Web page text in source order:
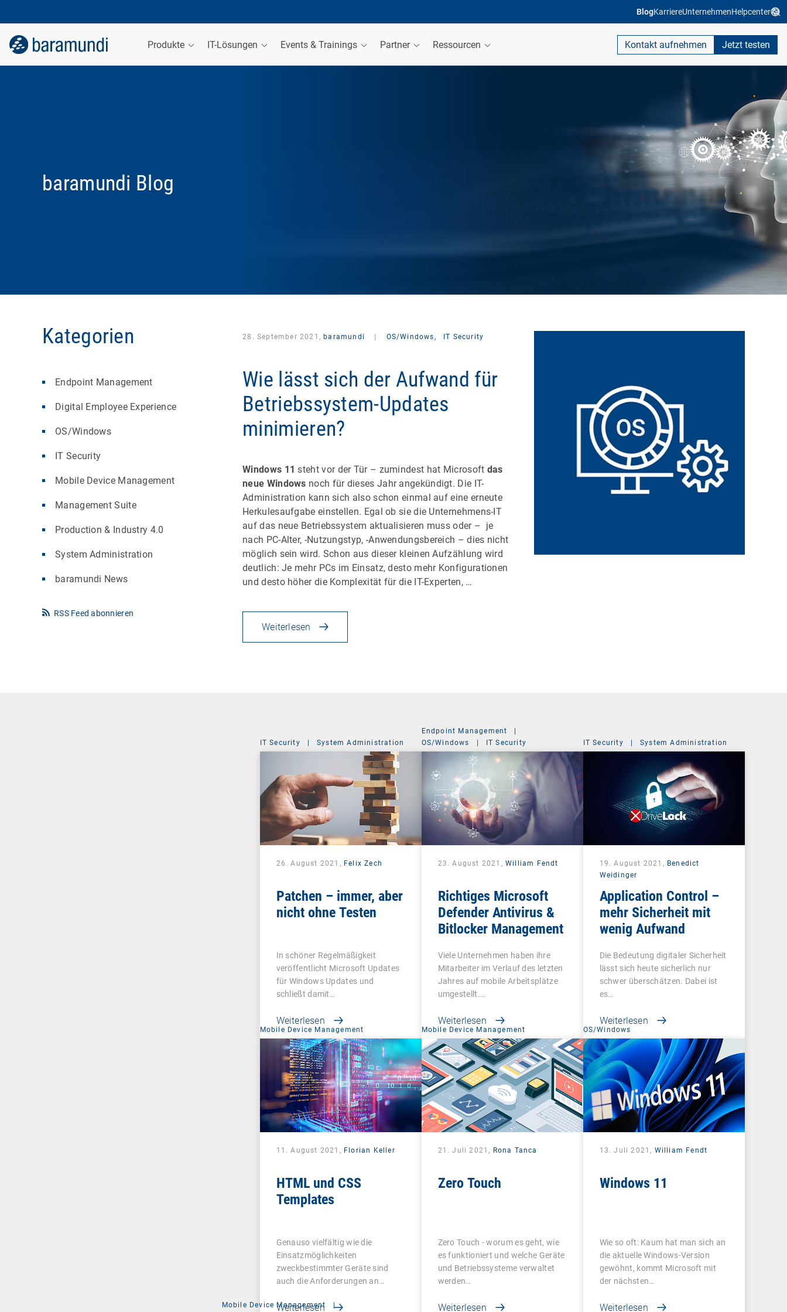
BlogKarriereUnternehmenHelpcenter
Produkte IT-Lösungen Events & Trainings Partner Ressourcen Kontakt aufnehmen Jetzt testen
baramundi Blog
Kategorien
Endpoint Management
Digital Employee Experience
OS/Windows
IT Security
Mobile Device Management
Management Suite
Production & Industry 4.0
System Administration
baramundi News
RSS Feed abonnieren
28. September 2021, baramundi OS/Windows, IT Security
Wie lässt sich der Aufwand für
Betriebssystem-Updates
minimieren?
Windows 11 steht vor der Tür – zumindest hat Microsoft das
neue Windows noch für dieses Jahr angekündigt. Die IT-
Administration kann sich also schon einmal auf eine erneute
Herkulesaufgabe einstellen. Egal ob sie die Unternehmens-IT
auf das neue Betriebssystem aktualisieren muss oder – je
nach PC-Alter, -Nutzungstyp, -Anwendungsbereich – dies nicht
möglich sein wird. Schon aus dieser kleinen Aufzählung wird
deutlich: Je mehr PCs im Einsatz, desto mehr Konfigurationen
und desto höher die Komplexität für die IT-Experten, …
Weiterlesen
IT Security | System Administration
26. August 2021, Felix Zech
Patchen – immer, aber
nicht ohne Testen
In schöner Regelmäßigkeit
veröffentlicht Microsoft Updates
für Windows Updates und
schließt damit…
Weiterlesen
Endpoint Management
|
OS/Windows
| IT Security
23. August 2021, William Fendt
Richtiges Microsoft
Defender Antivirus &
Bitlocker Management
Viele Unternehmen haben ihre
Mitarbeiter im Verlauf des letzten
Jahres auf mobile Arbeitsplätze
umgestellt.…
Weiterlesen
IT Security | System Administration
19. August 2021, Benedict
Weidinger
Application Control –
mehr Sicherheit mit
wenig Aufwand
Die Bedeutung digitaler Sicherheit
lässt sich heute sicherlich nur
schwer überschätzen. Dabei ist
es…
Weiterlesen
Mobile Device Management
11. August 2021, Florian Keller
HTML und CSS
Templates
Genauso vielfältig wie die
Einsatzmöglichkeiten
zweckbestimmter Geräte sind
auch die Anforderungen an
Weiterlesen
Mobile Device Management
21. Juli 2021, Rona Tanca
Zero Touch
Zero Touch - worum es geht, wie
es funktioniert und welche Geräte
und Betriebssysteme verwaltet
werden…
Weiterlesen
OS/Windows
13. Juli 2021, William Fendt
Windows 11
Wie so oft: Kaum hat man sich an
die aktuelle Windows-Version
gewöhnt, kommt Microsoft mit
der nächsten…
Weiterlesen
Mobile Device Management |